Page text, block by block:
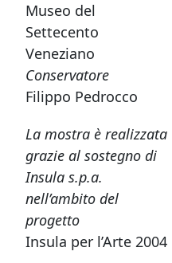
Museo del
Settecento
Veneziano
Conservatore
Filippo Pedrocco
La mostra è realizzata
grazie al sostegno di
Insula s.p.a.
nell’ambito del
progetto
Insula per l’Arte 2004